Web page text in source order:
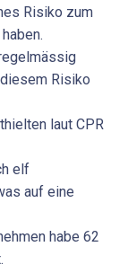
Risiko zum
Risiko
laut CPR
elf
auf eine
habe 62